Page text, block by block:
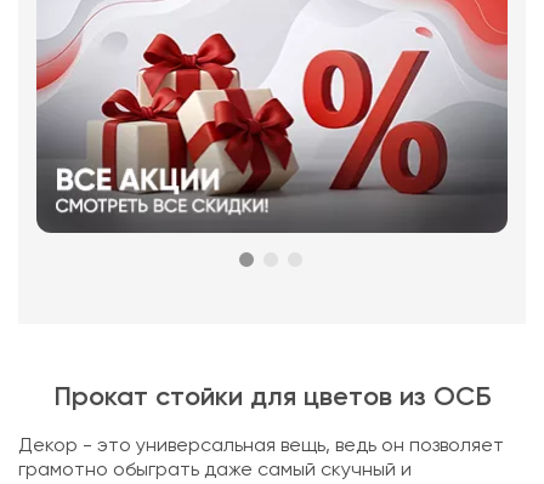
Прокат стойки для цветов из ОСБ
Декор - это универсальная вещь, ведь он позволяет
грамотно обыграть даже самый скучный и